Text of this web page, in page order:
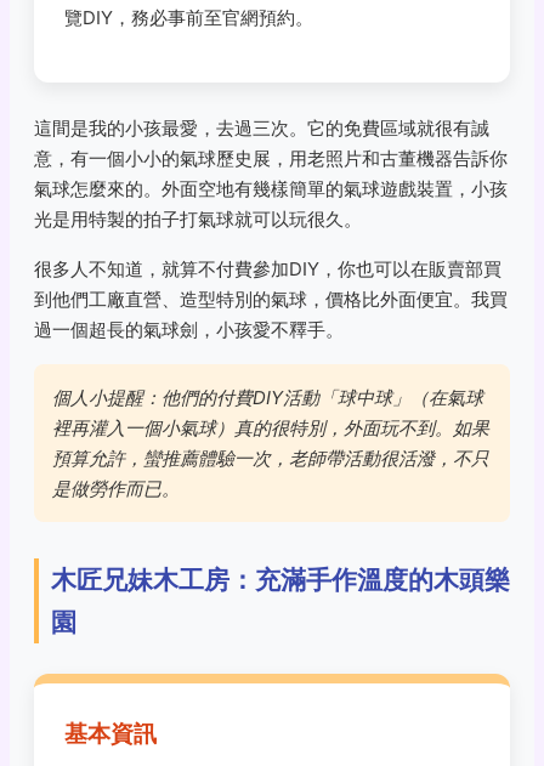
覽DIY，務必事前至官網預約。
這間是我的小孩最愛，去過三次。它的免費區域就很有誠
意，有一個小小的氣球歷史展，用老照片和古董機器告訴你
氣球怎麼來的。外面空地有幾樣簡單的氣球遊戲裝置，小孩
光是用特製的拍子打氣球就可以玩很久。
很多人不知道，就算不付費參加DIY，你也可以在販賣部買
到他們工廠直營、造型特別的氣球，價格比外面便宜。我買
過一個超長的氣球劍，小孩愛不釋手。
個人小提醒：他們的付費DIY活動「球中球」（在氣球
裡再灌入一個小氣球）真的很特別，外面玩不到。如果
預算允許，蠻推薦體驗一次，老師帶活動很活潑，不只
是做勞作而已。
木匠兄妹木工房：充滿手作溫度的木頭樂
園
基本資訊